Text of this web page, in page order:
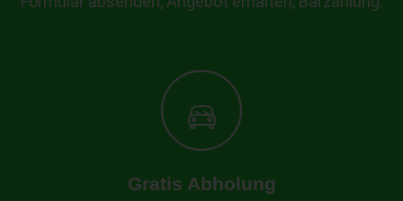
Gratis Abholung